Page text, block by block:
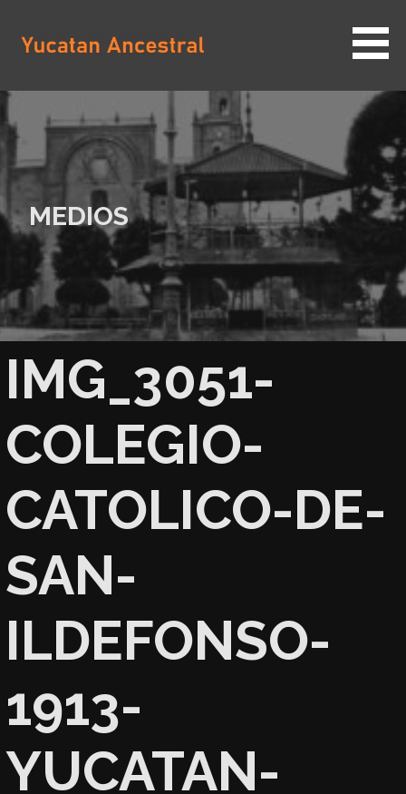
contenido
YUCATAN ANCESTRAL
MEDIOS
IMG_3051-
COLEGIO-
CATOLICO-DE-
SAN-
ILDEFONSO-
1913-
YUCATAN-